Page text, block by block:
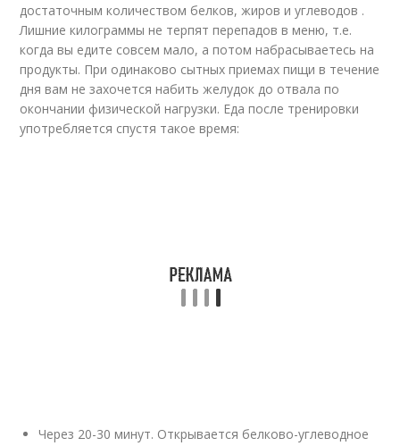
достаточным количеством белков, жиров и углеводов .
Лишние килограммы не терпят перепадов в меню, т.е.
когда вы едите совсем мало, а потом набрасываетесь на
продукты. При одинаково сытных приемах пищи в течение
дня вам не захочется набить желудок до отвала по
окончании физической нагрузки. Еда после тренировки
употребляется спустя такое время:
Через 20-30 минут. Открывается белково-углеводное